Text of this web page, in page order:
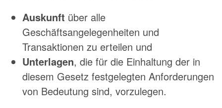
Auskunft über alle
Geschäftsangelegenheiten und
Transaktionen zu erteilen und
Unterlagen, die für die Einhaltung der in
diesem Gesetz festgelegten Anforderungen
von Bedeutung sind, vorzulegen.